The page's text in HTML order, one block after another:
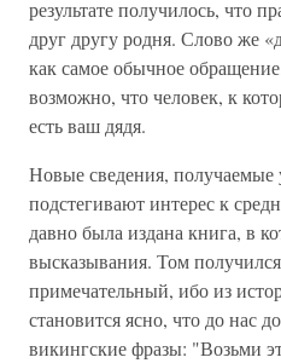
результате получилось, что
друг другу родня. Слово же
как самое обычное
возможно, что человек, к
есть ваш дядя.
Новые сведения,
подстегивают интерес к
давно была издана книга, в
высказывания. Том
примечательный, ибо из
становится ясно, что до нас
викингские фразы: "Возьми